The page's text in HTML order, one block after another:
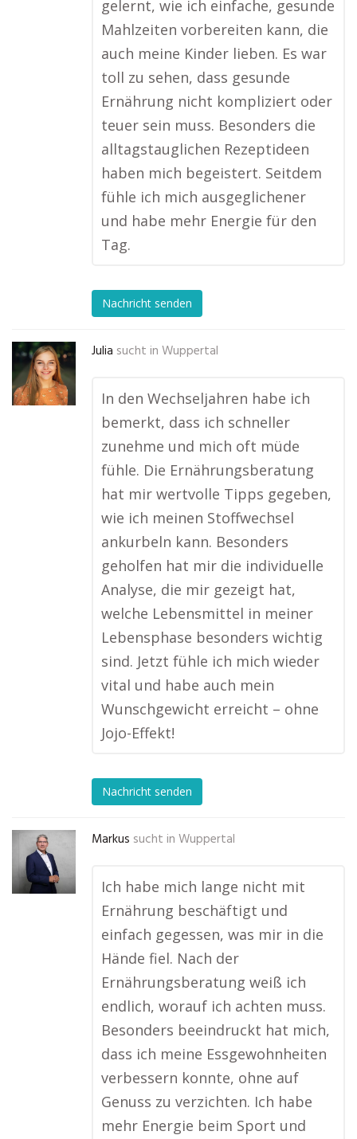
gelernt, wie ich einfache, gesunde
Mahlzeiten vorbereiten kann, die
auch meine Kinder lieben. Es war
toll zu sehen, dass gesunde
Ernährung nicht kompliziert oder
teuer sein muss. Besonders die
alltagstauglichen Rezeptideen
haben mich begeistert. Seitdem
fühle ich mich ausgeglichener
und habe mehr Energie für den
Tag.
Nachricht senden
Julia sucht in Wuppertal
In den Wechseljahren habe ich
bemerkt, dass ich schneller
zunehme und mich oft müde
fühle. Die Ernährungsberatung
hat mir wertvolle Tipps gegeben,
wie ich meinen Stoffwechsel
ankurbeln kann. Besonders
geholfen hat mir die individuelle
Analyse, die mir gezeigt hat,
welche Lebensmittel in meiner
Lebensphase besonders wichtig
sind. Jetzt fühle ich mich wieder
vital und habe auch mein
Wunschgewicht erreicht – ohne
Jojo-Effekt!
Nachricht senden
Markus sucht in Wuppertal
Ich habe mich lange nicht mit
Ernährung beschäftigt und
einfach gegessen, was mir in die
Hände fiel. Nach der
Ernährungsberatung weiß ich
endlich, worauf ich achten muss.
Besonders beeindruckt hat mich,
dass ich meine Essgewohnheiten
verbessern konnte, ohne auf
Genuss zu verzichten. Ich habe
mehr Energie beim Sport und